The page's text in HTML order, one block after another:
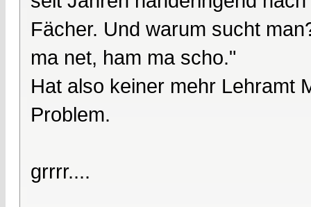
Fächer. Und warum sucht
ma net, ham ma scho."
Hat also keiner mehr Lehramt
Problem.
grrrr....